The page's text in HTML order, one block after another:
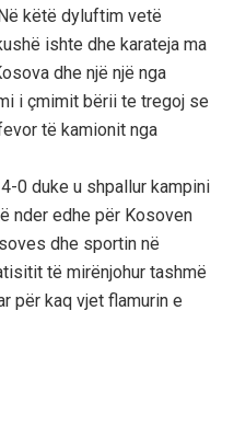
këtë dyluftim vetë
ishte dhe karateja ma
dhe një një nga
i çmimit bërii te tregoj se
të kamionit nga
0 duke u shpallur kampini
nder edhe për Kosoven
dhe sportin në
të mirënjohur tashmë
për kaq vjet flamurin e